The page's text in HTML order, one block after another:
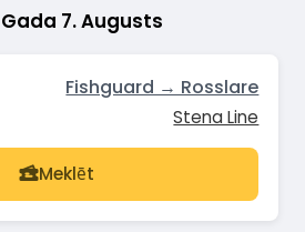
7. Augusts
Fishguard → Rosslare
Stena Line
Meklēt